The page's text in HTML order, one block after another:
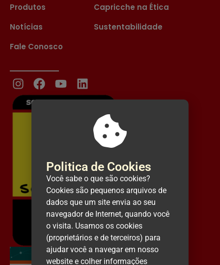
Produtos
Notícias
Fale Conosco
Capricche na Ética
Sustentabilidade
Politica de Cookies
Você sabe o que são cookies?
Cookies são pequenos arquivos de
dados que um site envia ao seu
navegador de Internet, quando você
o visita. Usamos os cookies
(proprietários e de terceiros) para
ajudar você a navegar em nosso
website e colher informações